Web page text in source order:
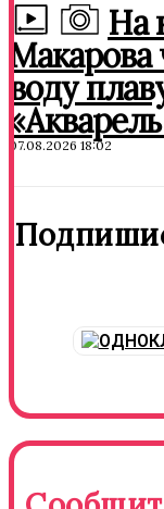
На
воду
07.08.2026 18:02